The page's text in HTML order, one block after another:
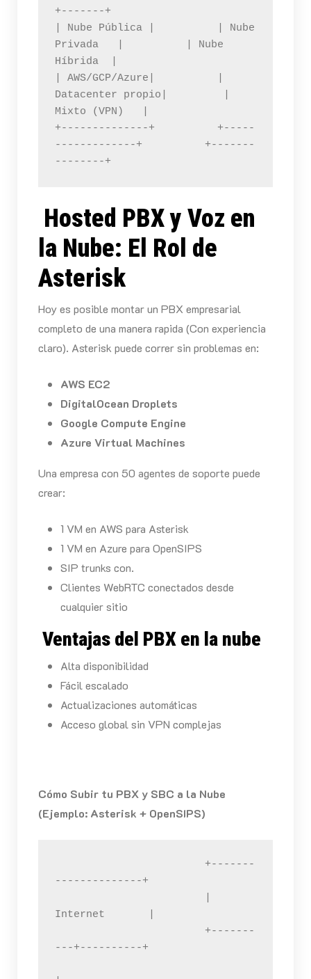
+-------+
| Nube Pública |          | Nube
Privada   |          | Nube
Híbrida  |
| AWS/GCP/Azure|          |
Datacenter propio|         |
Mixto (VPN)   |
+--------------+          +-----
-------------+          +-------
--------+
Hosted PBX y Voz en
la Nube: El Rol de
Asterisk
Hoy es posible montar un PBX empresarial
completo de una manera rapida (Con experiencia
claro). Asterisk puede correr sin problemas en:
AWS EC2
DigitalOcean Droplets
Google Compute Engine
Azure Virtual Machines
Una empresa con 50 agentes de soporte puede
crear:
1 VM en AWS para Asterisk
1 VM en Azure para OpenSIPS
SIP trunks con.
Clientes WebRTC conectados desde
cualquier sitio
Ventajas del PBX en la nube
Alta disponibilidad
Fácil escalado
Actualizaciones automáticas
Acceso global sin VPN complejas
Cómo Subir tu PBX y SBC a la Nube
(Ejemplo: Asterisk + OpenSIPS)
--------------+
Internet       |
---+----------+